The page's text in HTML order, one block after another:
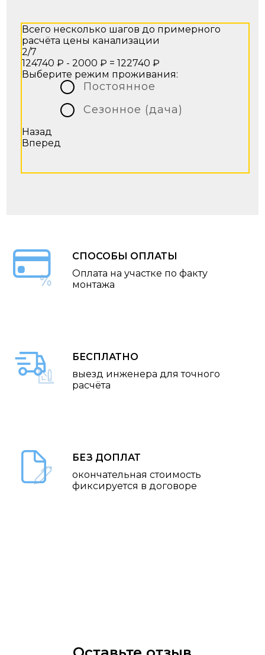
Всего несколько шагов до примерного
расчёта цены канализации
2/7
124740 ₽ - 2000 ₽ = 122740 ₽
Выберите режим проживания:
Постоянное
Сезонное (дача)
Назад
Вперед
СПОСОБЫ ОПЛАТЫ
Оплата на участке по факту
монтажа
БЕСПЛАТНО
выезд инженера для точного
расчёта
БЕЗ ДОПЛАТ
окончательная стоимость
фиксируется в договоре